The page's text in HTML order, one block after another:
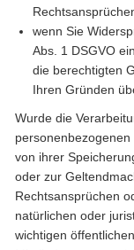
wenn Sie
Abs. 1 DSGVO
die berechtigten
Ihren Gründen
Wurde die
von ihrer
oder zur
Rechtsansprüchen
natürlichen oder
wichtigen